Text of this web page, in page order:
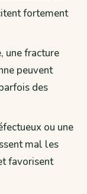
fortement
une fracture
peuvent
des
ou une
mal les
favorisent